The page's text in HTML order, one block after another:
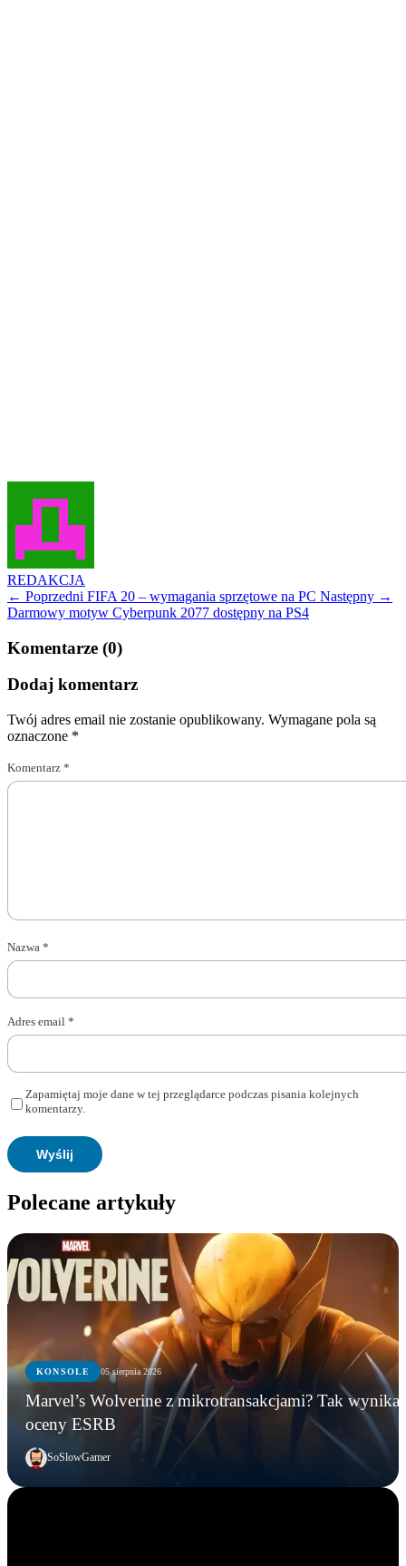
REDAKCJA
← Poprzedni FIFA 20 – wymagania sprzętowe na PC Następny →
Darmowy motyw Cyberpunk 2077 dostępny na PS4
Komentarze (0)
Dodaj komentarz
Twój adres email nie zostanie opublikowany. Wymagane pola są
oznaczone *
Komentarz *
Nazwa *
Adres email *
Zapamiętaj moje dane w tej przeglądarce podczas pisania kolejnych
komentarzy.
Polecane artykuły
KONSOLE 05 sierpnia 2026
Marvel’s Wolverine z mikrotransakcjami? Tak wynika
oceny ESRB
SoSlowGamer